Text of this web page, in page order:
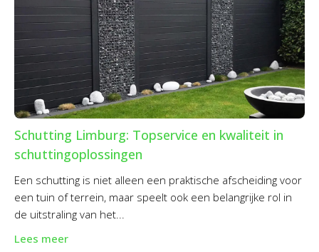
Schutting Limburg: Topservice en kwaliteit in
schuttingoplossingen
Een schutting is niet alleen een praktische afscheiding voor
een tuin of terrein, maar speelt ook een belangrijke rol in
de uitstraling van het...
Lees meer